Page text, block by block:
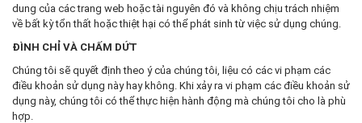
dung của các trang web hoặc tài nguyên đó và không chịu trách nhiệm
về bất kỳ tổn thất hoặc thiệt hại có thể phát sinh từ việc sử dụng chúng.
ĐÌNH CHỈ VÀ CHẤM DỨT
Chúng tôi sẽ quyết định theo ý của chúng tôi, liệu có các vi phạm các
điều khoản sử dụng này hay không. Khi xảy ra vi phạm các điều khoản sử
dụng này, chúng tôi có thể thực hiện hành động mà chúng tôi cho là phù
hợp.